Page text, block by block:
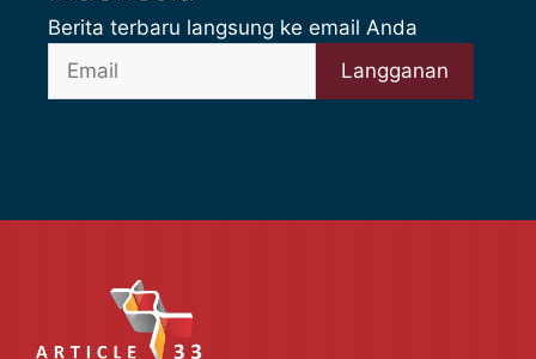
Berita terbaru langsung ke email Anda